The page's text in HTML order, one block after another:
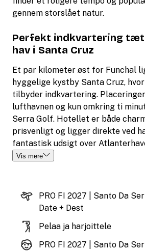
gennem storslået natur.
Perfekt indkvartering tæt
hav i Santa Cruz
Et par kilometer øst for Funchal
hyggelige kystby Santa Cruz,
tilbyder indkvartering.
lufthavnen og kun omkring ti
Serra Golf. Hotellet er både
prisvenligt og ligger direkte ved
fantastisk udsigt over
Vis mere
PRO FI 2027 | Santo Da
Date + Dest
Pelaa ja harjoittele
PRO FI 2027 | Santo Da